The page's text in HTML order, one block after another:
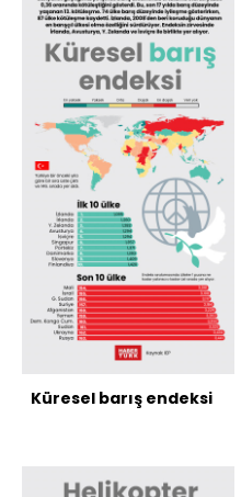
Küresel barış endeksi